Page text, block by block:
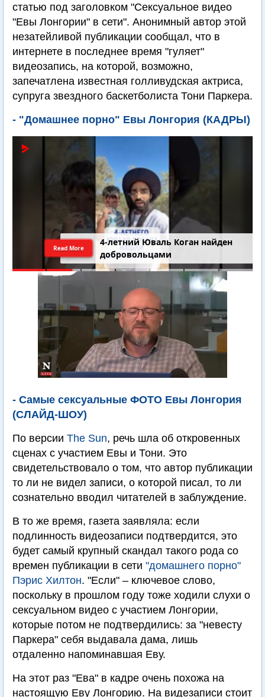
статью под заголовком "Сексуальное видео
"Евы Лонгории" в сети". Анонимный автор этой
незатейливой публикации сообщал, что в
интернете в последнее время "гуляет"
видеозапись, на которой, возможно,
запечатлена известная голливудская актриса,
супруга звездного баскетболиста Тони Паркера.
- "Домашнее порно" Евы Лонгория (КАДРЫ)
4-летний Юваль Коган найден
добровольцами
Read More
- Самые сексуальные ФОТО Евы Лонгория
(СЛАЙД-ШОУ)
По версии The Sun, речь шла об откровенных
сценах с участием Евы и Тони. Это
свидетельствовало о том, что автор публикации
то ли не видел записи, о которой писал, то ли
сознательно вводил читателей в заблуждение.
В то же время, газета заявляла: если
подлинность видеозаписи подтвердится, это
будет самый крупный скандал такого рода со
времен публикации в сети "домашнего порно"
Пэрис Хилтон. "Если" – ключевое слово,
поскольку в прошлом году тоже ходили слухи о
сексуальном видео с участием Лонгории,
которые потом не подтвердились: за "невесту
Паркера" себя выдавала дама, лишь
отдаленно напоминавшая Еву.
На этот раз "Ева" в кадре очень похожа на
настоящую Еву Лонгорию. На видезаписи стоит